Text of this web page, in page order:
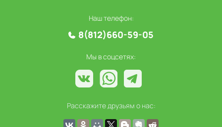
Наш телефон:
8(812)660-59-05
Мы в соцсетях:
Расскажите друзьям о нас: